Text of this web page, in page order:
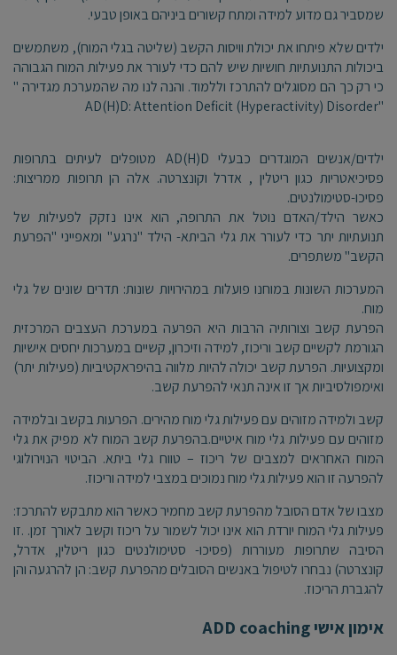
שמסביר גם מדוע למידה ומתח קשורים ביניהם באופן טבעי.
ילדים שלא פיתחו את יכולת וויסות הקשב (שליטה בגלי המוח), משתמשים
ביכולות התנועתיות חושיות שיש להם כדי לעורר את פעילות המוח הגבוהה
כי רק כך הם מסוגלים להתרכז וללמוד. והנה לנו מה שהמערכת מגדירה "
"AD(H)D: Attention Deficit (Hyperactivity) Disorder
ילדים/אנשים המוגדרים כבעלי AD(H)D מטופלים לעיתים בתרופות
פסיכיאטריות כגון ריטלין , אדרל וקונצרטה. אלה הן תרופות ממריצות:
פסיכו-סטימולנטים.
כאשר הילד/האדם נוטל את התרופה, הוא אינו נזקק לפעילות של
תנועתיות יתר כדי לעורר את גלי הביתא- הילד "נרגע" ומאפייני "הפרעת
הקשב" משתפרים.
המערכות השונות במוחנו פועלות במהירויות שונות: תדרים שונים של גלי
מוח.
הפרעת קשב וצורותיה הרבות היא הפרעה במערכת העצבים המרכזית
הגורמת לקשיים קשב וריכוז, למידה וזיכרון, קשיים במערכות יחסים אישיות
ומקצועיות. הפרעת קשב יכולה להיות מלווה בהיפראקטיביות (פעילות יתר)
ואימפולסיביות אך זו אינה תנאי להפרעת קשב.
קשב ולמידה מזוהים עם פעילות גלי מוח מהירים. הפרעות בקשב ובלמידה
מזוהים עם פעילות גלי מוח איטיים.בהפרעת קשב המוח לא מפיק את גלי
המוח האחראים למצבים של ריכוז – טווח גלי ביתא. הביטוי הנוירולוגי
להפרעה זו הוא פעילות גלי מוח נמוכים במצבי למידה וריכוז.
מצבו של אדם הסובל מהפרעת קשב מחמיר כאשר הוא מתבקש להתרכז:
פעילות גלי המוח יורדת הוא אינו יכול לשמור על ריכוז וקשב לאורך זמן. .זו
הסיבה שתרופות מעוררות (פסיכו- סטימולנטים כגון ריטלין, אדרל,
קונצרטה) נבחרו לטיפול באנשים הסובלים מהפרעת קשב: הן להרגעה והן
להגברת הריכוז.
אימון אישי ADD coaching